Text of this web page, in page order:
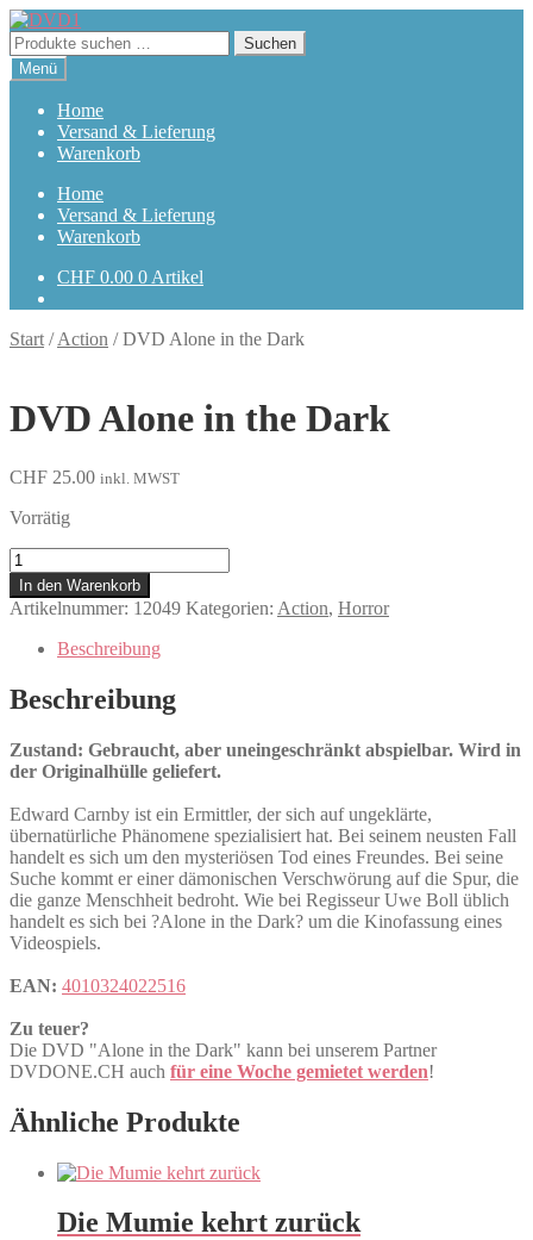
Zur
Navigation
springen
Zum
Inhalt
springen
Suchen
nach:
Suchen
Menü
Home
Versand & Lieferung
Warenkorb
Home
Versand & Lieferung
Warenkorb
CHF 0.00 0 Artikel
Start /Action /DVD Alone in the Dark
DVD Alone in the Dark
CHF 25.00 inkl. MWST
Vorrätig
Alone
in
the
Dark
Menge
In den Warenkorb
Artikelnummer: 12049 Kategorien: Action, Horror
Beschreibung
Beschreibung
Zustand: Gebraucht, aber uneingeschränkt abspielbar. Wird in
der Originalhülle geliefert.
Edward Carnby ist ein Ermittler, der sich auf ungeklärte,
übernatürliche Phänomene spezialisiert hat. Bei seinem neusten Fall
handelt es sich um den mysteriösen Tod eines Freundes. Bei seine
Suche kommt er einer dämonischen Verschwörung auf die Spur, die
die ganze Menschheit bedroht. Wie bei Regisseur Uwe Boll üblich
handelt es sich bei ?Alone in the Dark? um die Kinofassung eines
Videospiels.
EAN: 4010324022516
Zu teuer?
Die DVD "Alone in the Dark" kann bei unserem Partner
DVDONE.CH auch für eine Woche gemietet werden!
Ähnliche Produkte
Die Mumie kehrt zurück